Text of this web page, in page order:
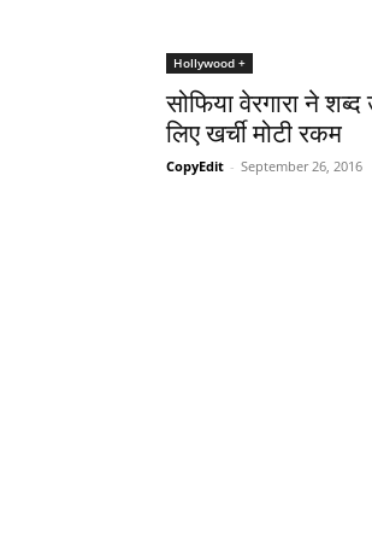
Hollywood +
सोफिया वेरगारा ने
लिए खर्ची मोटी रकम
CopyEdit - September 26, 2016